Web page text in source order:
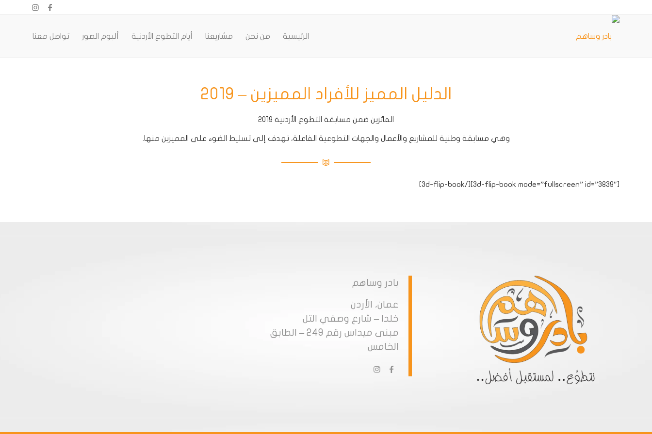
الرئيسية من نحن مشاريعنا أيام التطوع الأردنية ألبوم الصور تواصل معنا
الدليل المميز للأفراد المميزين – 2019
الفائزين ضمن مسابقة التطوع الأردنية ٢٠١٩
وهي مسابقة وطنية للمشاريع والأعمال والجهات التطوعية الفاعلة، تهدف إلى تسليط الضوء على المميزين منها.
[3d-flip-book mode=”fullscreen” id=”3839″][/3d-flip-book]
بادر وساهم
عمان، الأردن
خلدا – شارع وصفي التل
مبنى ميداس رقم 249 – الطابق
الخامس